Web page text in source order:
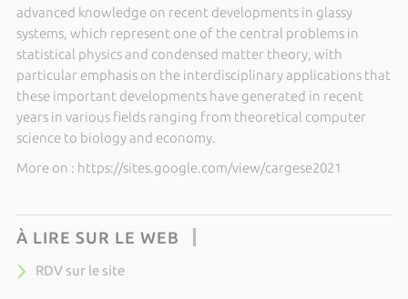
advanced knowledge on recent developments in glassy
systems, which represent one of the central problems in
statistical physics and condensed matter theory, with
particular emphasis on the interdisciplinary applications that
these important developments have generated in recent
years in various fields ranging from theoretical computer
science to biology and economy.
More on : https://sites.google.com/view/cargese2021
À LIRE SUR LE WEB
RDV sur le site